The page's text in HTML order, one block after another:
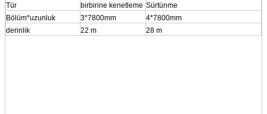
Tür
birbirine kenetleme Sürtünme
Bölüm*uzunluk
3*7800mm
4*7800mm
derinlik
22 m 28 m